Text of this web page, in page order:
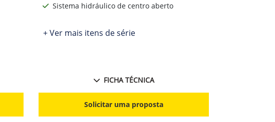
Sistema hidráulico de centro aberto
+ Ver mais itens de série
FICHA TÉCNICA
Solicitar uma proposta